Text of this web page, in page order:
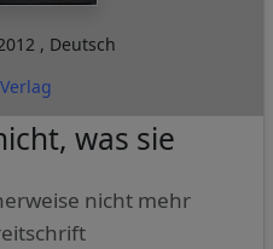
, Deutsch
was sie
nicht mehr